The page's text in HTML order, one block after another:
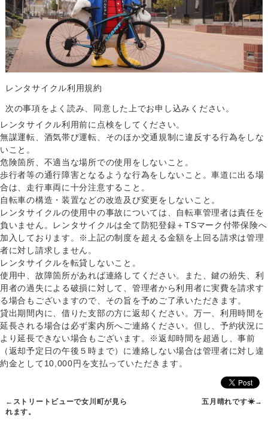
レンタサイクル利用規約
次の事項をよく読み、同意した上でお申し込みください。
レンタサイクル利用前に点検をしてください。
無謀運転、酒気帯び運転、そのほか交通規制に違反する行為をしな
いこと。
危険箇所、不適当な場所での使用をしないこと。
歩行者等の通行障害となるような行為をしないこと。車道に出る場
合は、走行車両に十分注意すること。
自転車の構造・装置などの改造及び変更をしないこと。
レンタサイクルの使用中の事故については、自転車管理者は責任を
負いません。レンタサイクルは全て防犯登録＋TSマーク付帯保険へ
加入しております。※上記の制度を超える金額を上回る請求は管理
者に対し請求しません。
レンタサイクルを転貸しないこと。
使用中、故障箇所があれば連絡してください。また、鍵の紛失、利
用者の過失による破損に対して、管理者から利用者に実費を請求す
る場合もございますので、その旨を予めご了承いただきます。
貸出期間内に、借りた支部の方に返却ください。万一、利用時間を
延長される場合は必ず案内所へご連絡ください。但し、予約状況に
より延長できない場合もございます。※返却時間を超過し、事前
（返却予定日の午後５時まで）に連絡しない場合は管理者に対し違
約金として10,000円を支払っていただきます。
← ストリートビューで女川町が見ら
れます。
五月晴れです☀→